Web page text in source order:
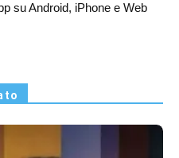
su Android, iPhone e Web